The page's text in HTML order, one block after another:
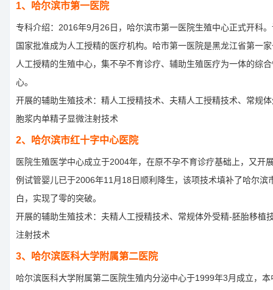
1、哈尔滨市第一医院
专科介绍：2016年9月26日，哈尔滨市第一医院生殖中心正式开科
国家批准成为人工授精的医疗机构。哈市第一医院是黑龙江省第一
人工授精的生殖中心，集不孕不育诊疗、辅助生殖医疗为一体的综
心。
开展的辅助生殖技术：精人工授精技术、夫精人工授精技术、常规
胞浆内单精子显微注射技术
2、哈尔滨市红十字中心医院
医院生殖医学中心成立于2004年，在原不孕不育诊疗基础上，又开
例试管婴儿已于2006年11月18日顺利降生，该项技术填补了哈尔滨
白，实现了零的突破。
开展的辅助生殖技术：夫精人工授精技术、常规体外受精-胚胎移植
注射技术
3、哈尔滨医科大学附属第二医院
哈尔滨医科大学附属第二医院生殖内分泌中心于1999年3月成立，